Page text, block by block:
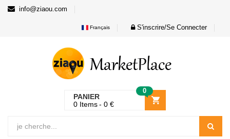
info@ziaou.com
Français S'inscrire/Se Connecter
PANIER
0
0 Items 0 €